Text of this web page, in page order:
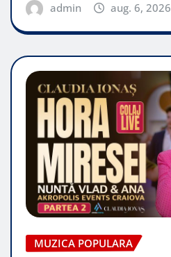
admin aug. 6, 2026
MUZICA POPULARA